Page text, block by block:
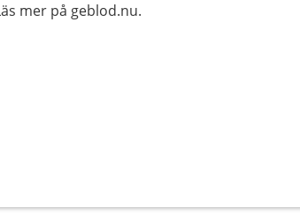
mer på geblod.nu.